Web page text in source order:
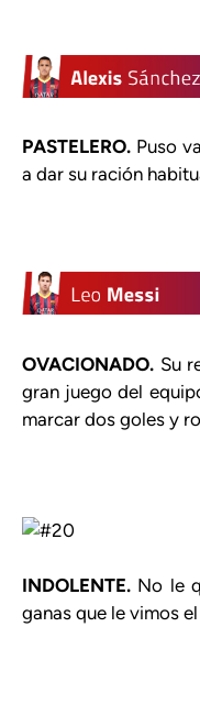
PASTELERO. Puso
a dar su ración
OVACIONADO. Su
gran juego del
marcar dos goles y
INDOLENTE. No le
ganas que le vimos